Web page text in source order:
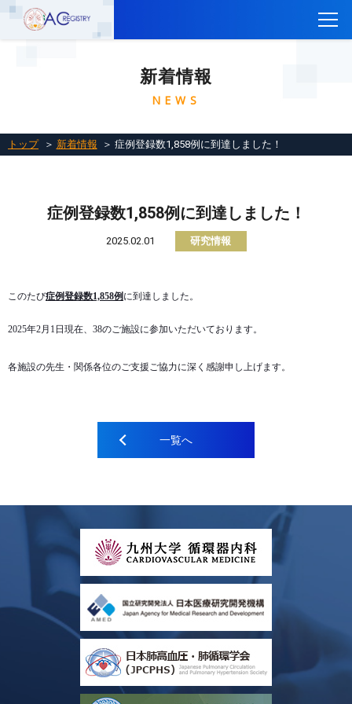
CTEPH AC Registryについて
参加施設の方へ
お問い合わせ
English
新着情報
NEWS
トップ ＞ 新着情報 ＞ 症例登録数1,858例に到達しました！
症例登録数1,858例に到達しました！
2025.02.01 研究情報
このたび症例登録数1,858例 に到達しました。
2025年2月 1 日現在、 38のご施設に参加いただいております。
各施設の先生・関係各位のご支援ご協力に深く感謝申し上げます。
一覧へ